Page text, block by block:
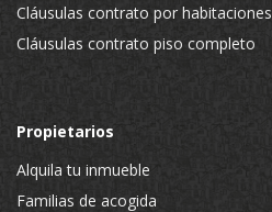
Cláusulas contrato por habitaciones
Cláusulas contrato piso completo
Propietarios
Alquila tu inmueble
Familias de acogida